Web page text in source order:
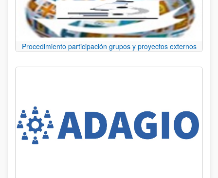
Procedimiento participación grupos y proyectos externos